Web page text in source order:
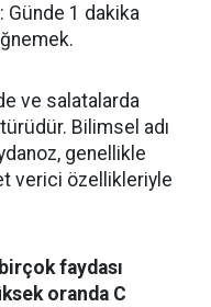
1 dakika
ve salatalarda
Bilimsel adı
genellikle
verici özellikleriyle
faydası
oranda C